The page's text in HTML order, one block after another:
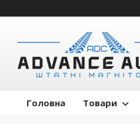
Головна Товари